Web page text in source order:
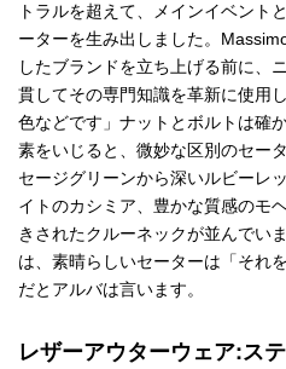
トラルを超えて、メインイベント
ーターを生み出しました。
したブランドを立ち上げる前に、
貫してその専門知識を革新に使用
色などです」ナットとボルトは確
素をいじると、微妙な区別のセー
セージグリーンから深いルビーレ
イトのカシミア、豊かな質感のモ
きされたクルーネックが並んでい
は、素晴らしいセーターは「それ
だとアルバは言います。
レザーアウターウェア:ス